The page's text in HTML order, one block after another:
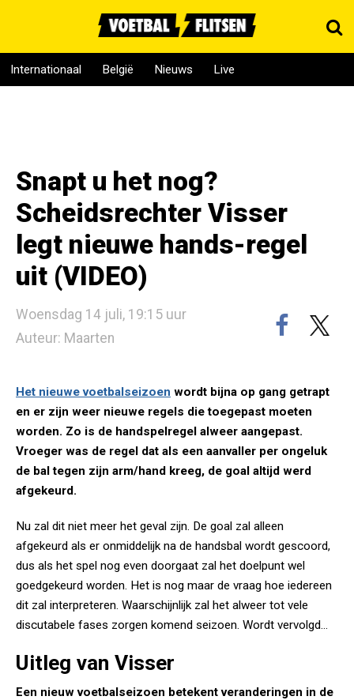
Internationaal België Nieuws Live
Snapt u het nog?
Scheidsrechter Visser
legt nieuwe hands-regel
uit (VIDEO)
Woensdag 14 juli, 19:15 uur
Auteur: Maarten
Het nieuwe voetbalseizoen wordt bijna op gang getrapt
en er zijn weer nieuwe regels die toegepast moeten
worden. Zo is de handspelregel alweer aangepast.
Vroeger was de regel dat als een aanvaller per ongeluk
de bal tegen zijn arm/hand kreeg, de goal altijd werd
afgekeurd.
Nu zal dit niet meer het geval zijn. De goal zal alleen
afgekeurd als er onmiddelijk na de handsbal wordt gescoord,
dus als het spel nog even doorgaat zal het doelpunt wel
goedgekeurd worden. Het is nog maar de vraag hoe iedereen
dit zal interpreteren. Waarschijnlijk zal het alweer tot vele
discutabele fases zorgen komend seizoen. Wordt vervolgd...
Uitleg van Visser
Een nieuw voetbalseizoen betekent veranderingen in de